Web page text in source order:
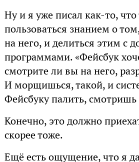
Ну и я уже писал как-то,
пользоваться знанием о
на него, и делиться этим с
программами. «Фейсбук
смотрите ли вы на него,
И морщишься, такой, и
Фейсбуку палить, смотришь
Конечно, это должно
скорее тоже.
Ещё есть ощущение, что я